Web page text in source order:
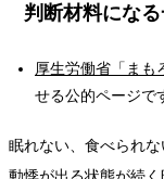
判断材料になる
厚生労働省「まも
せる公的ページで
眠れない、食べられ